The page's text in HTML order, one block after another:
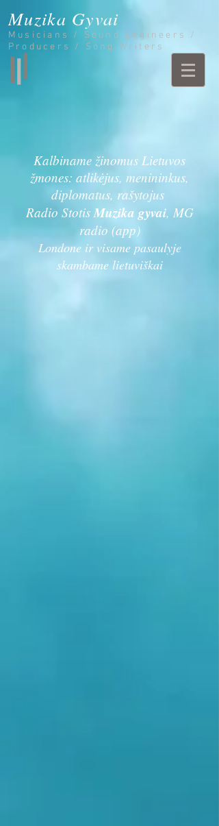
Muzika Gyvai
Musicians / Sound Engineers /
Producers / Song Writers
Kalbiname žinomus Lietuvos
žmones: atlikėjus, menininkus,
diplomatus, rašytojus
Radio StotisMuzika gyvai, MG
radio (app)
Londone ir visame pasaulyje
skambame lietuviškai